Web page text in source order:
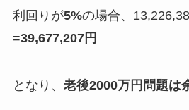
利回りが5%の場合、
=39,677,207円
となり、 老後2000万円問題は